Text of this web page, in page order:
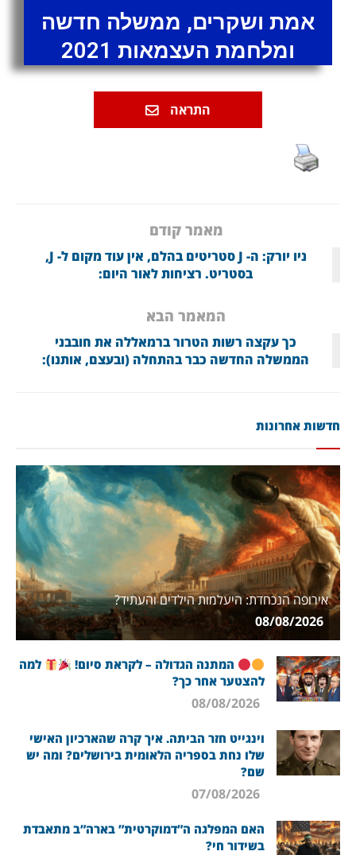
אמת ושקרים, ממשלה חדשה
ומלחמת העצמאות 2021
התראה
מאמר קודם
ניו יורק: ה- J סטריטים בהלם, אין עוד מקום ל- J,
בסטריט. רציחות לאור היום:
המאמר הבא
כך עקצה רשות הטרור ברמאללה את חובבני
הממשלה החדשה כבר בהתחלה (ובעצם, אותנו):
חדשות אחרונות
אירופה הנכחדת: היעלמות הילדים והעתיד?
המתנה הגדולה – לקראת סיום!
למה
להצטער אחר כך?
וינגייט חזר הביתה. איך קרה שהארכיון האישי
שלו נחת בספריה הלאומית בירושלים? ומה יש
שם?
האם המפלגה ה”דמוקרטית” בארה”ב מתאבדת
בשידור חי?